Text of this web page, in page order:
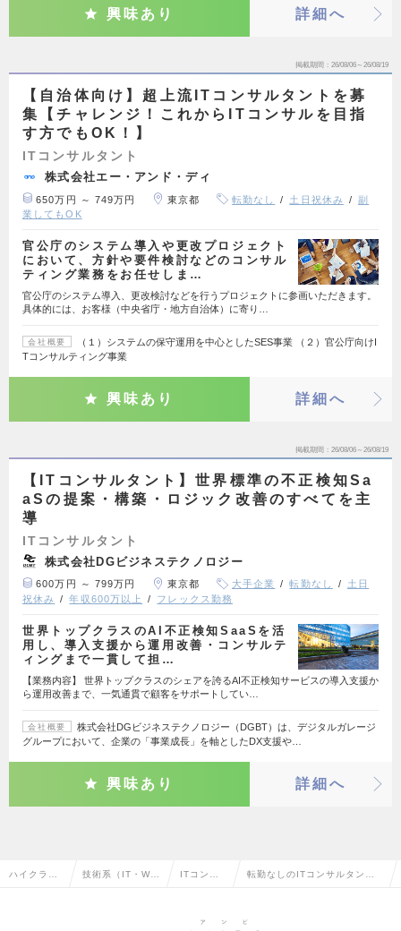
興味あり 詳細へ
掲載期間 26/08/06～26/08/19
【自治体向け】超上流ITコンサルタントを募
集【チャレンジ！これからITコンサルを目指
す方でもOK！】
ITコンサルタント
株式会社エー・アンド・ディ
650万円 ～ 749万円 東京都 転勤なし 土日祝休み
副
業してもOK
官公庁のシステム導入や更改プロジェクト
において、方針や要件検討などのコンサル
ティング業務をお任せしま…
官公庁のシステム導入、更改検討などを行うプロジェクトに参画いただきます。
具体的には、お客様（中央省庁・地方自治体）に寄り…
会社概要
（１）システムの保守運用を中心としたSES事業 （２）官公庁向けI
Tコンサルティング事業
興味あり 詳細へ
掲載期間 26/08/06～26/08/19
【ITコンサルタント】世界標準の不正検知Sa
aSの提案・構築・ロジック改善のすべてを主
導
ITコンサルタント
株式会社DGビジネステクノロジー
600万円 ～ 799万円 東京都 大手企業 転勤なし
土日
祝休み
年収600万以上 フレックス勤務
世界トップクラスのAI不正検知SaaSを活
用し、導入支援から運用改善・コンサルテ
ィングまで一貫して担…
【業務内容】 世界トップクラスのシェアを誇るAI不正検知サービスの導入支援か
ら運用改善まで、一気通貫で顧客をサポートしてい…
会社概要
株式会社DGビジネステクノロジー（DGBT）は、デジタルガレージ
グループにおいて、企業の「事業成長」を軸としたDX支援や…
興味あり 詳細へ
ハイクラス 技術系（IT・We ITコンサ 転勤なしのITコンサルタント